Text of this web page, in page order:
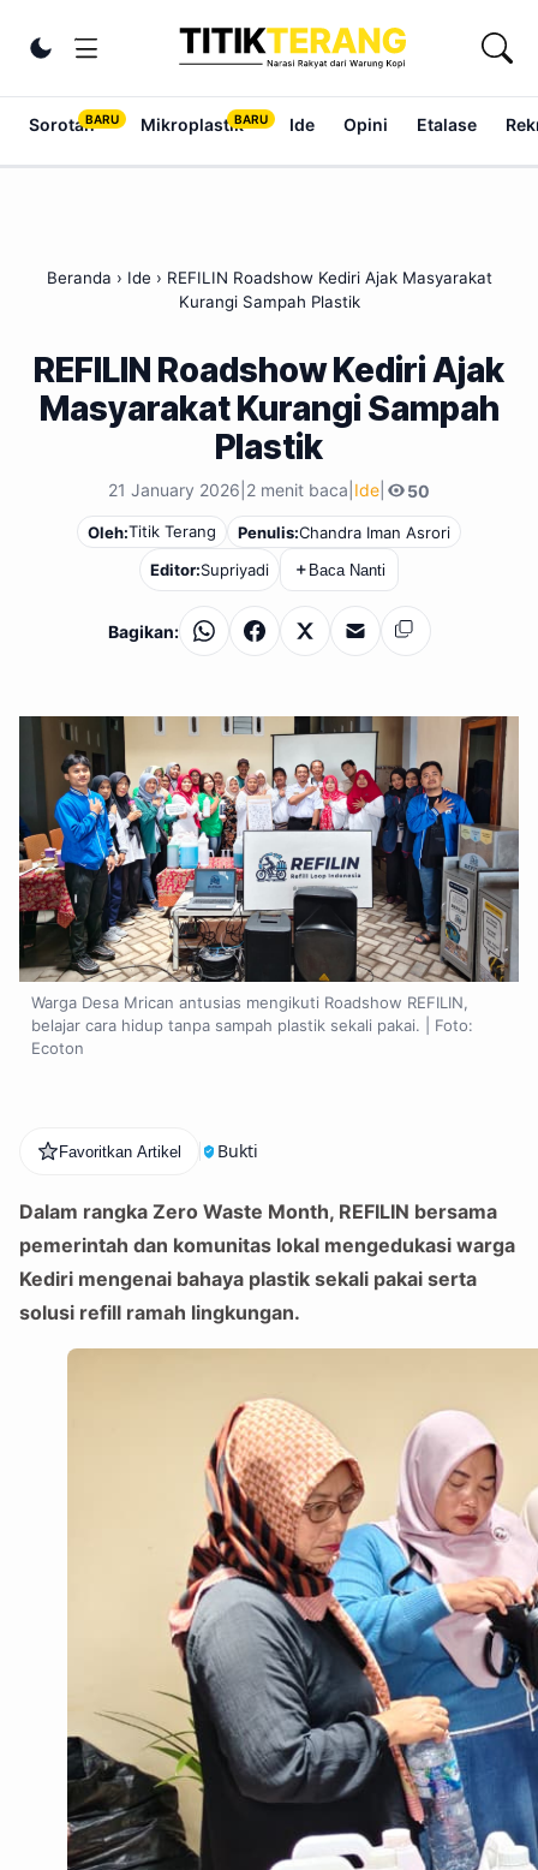
Ubah tema
Sorotan Mikroplastik Ide Opini Etalase
Beranda › Ide › REFILIN Roadshow Kediri Ajak Masyarakat
Kurangi Sampah Plastik
REFILIN Roadshow Kediri Ajak
Masyarakat Kurangi Sampah
Plastik
21 January 2026 2 menit baca Ide 50
Oleh:Titik Terang Penulis:Chandra Iman Asrori
Editor:Supriyadi ＋ Baca Nanti
Bagikan: WhatsAppFacebook
X EmailSalin
Warga Desa Mrican antusias mengikuti Roadshow REFILIN,
belajar cara hidup tanpa sampah plastik sekali pakai. | Foto:
Ecoton
Favoritkan Artikel Bukti
Dalam rangka Zero Waste Month, REFILIN bersama
pemerintah dan komunitas lokal mengedukasi warga
Kediri mengenai bahaya plastik sekali pakai serta
solusi refill ramah lingkungan.